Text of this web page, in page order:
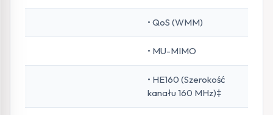
• QoS (WMM)
• MU-MIMO
• HE160 (Szerokość
kanału 160 MHz)‡